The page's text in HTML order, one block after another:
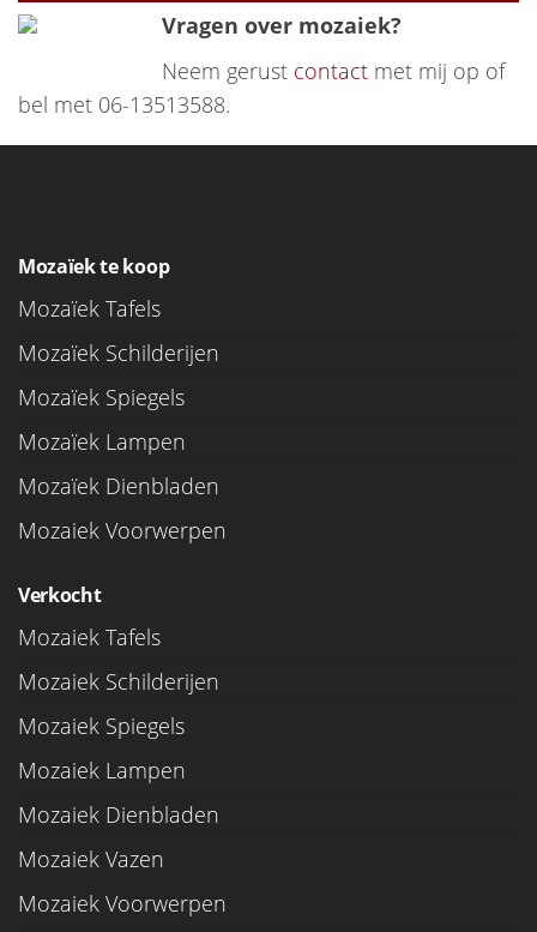
Vragen over mozaiek?
Neem gerust contact met mij op of
bel met 06-13513588.
Mozaïek te koop
Mozaïek Tafels
Mozaïek Schilderijen
Mozaïek Spiegels
Mozaïek Lampen
Mozaïek Dienbladen
Mozaiek Voorwerpen
Verkocht
Mozaiek Tafels
Mozaiek Schilderijen
Mozaiek Spiegels
Mozaiek Lampen
Mozaiek Dienbladen
Mozaiek Vazen
Mozaiek Voorwerpen